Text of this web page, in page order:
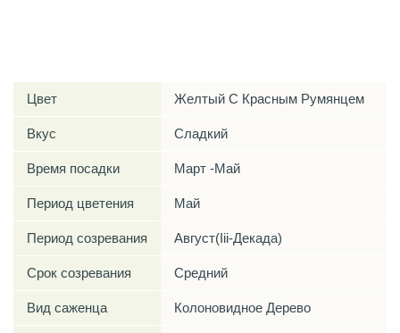
Цвет Желтый С Красным Румянцем
Вкус Сладкий
Время посадки Март -Май
Период цветения Май
Период созревания Август(Iii-Декада)
Срок созревания Средний
Вид саженца Колоновидное Дерево